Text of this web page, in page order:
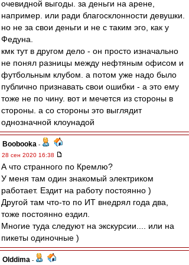
очевидной выгоды. за деньги на арене,
например. или ради благосклонности девушки.
но не за свои деньги и не с таким эго, как у
Федуна.
кмк тут в другом дело - он просто изначально
не понял разницы между нефтяным офисом и
футбольным клубом. а потом уже надо было
публично признавать свои ошибки - а это ему
тоже не по чину. вот и мечется из стороны в
стороны. а со стороны это выглядит
однозначной клоунадой
Boobooka -
28 сен 2020 16:38
А что странного по Кремлю?
У меня там один знакомый электриком
работает. Ездит на работу постоянно )
Другой там что-то по ИТ внедрял года два,
тоже постоянно ездил.
Многие туда следуют на экскурсии.... или на
пикеты одиночные )
Olddima -